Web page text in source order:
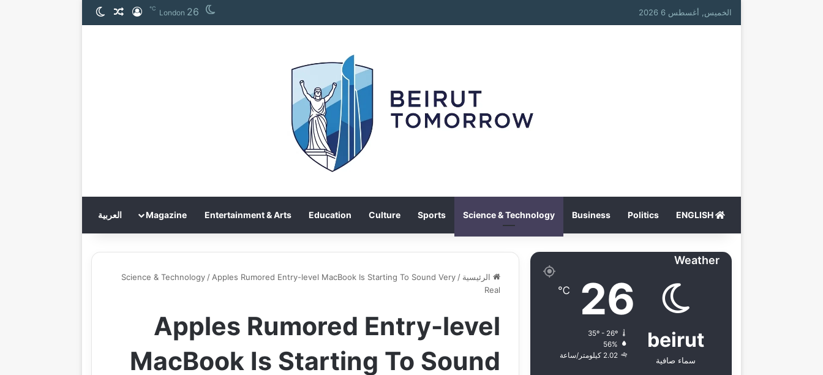
الخميس, أغسطس 6 2026 London 26
℃ تسجيل الدخول
مقال عشوائي
الوضع المظلم
Politics
Business
Science & Technology
Sports
Culture
Education
Entertainment & Arts
Magazine العربية
الرئيسية /
Science & Technology / Apples Rumored Entry-level MacBook Is Starting To Sound Very
Real
Apples Rumored Entry-level
MacBook Is Starting To Sound
Weather
beirut
سماء صافية
26
℃
35º - 26º
56%
2.02 كيلومتر/ساعة